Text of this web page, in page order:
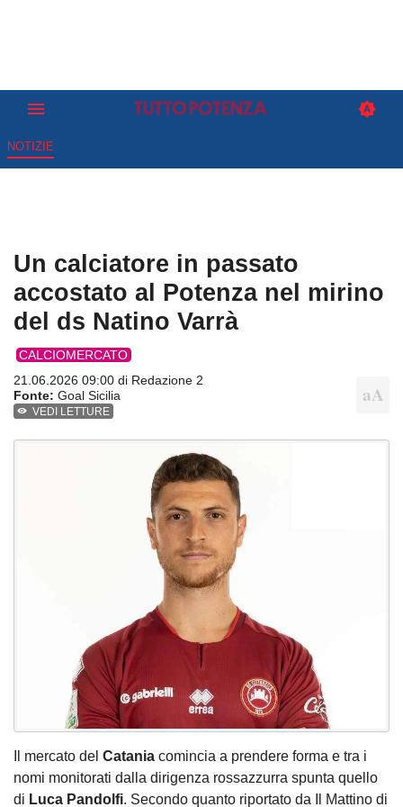
NOTIZIE
Un calciatore in passato
accostato al Potenza nel mirino
del ds Natino Varrà
CALCIOMERCATO
21.06.2026 09:00 di Redazione 2
Fonte: Goal Sicilia
VEDI LETTURE
Il mercato del Catania comincia a prendere forma e tra i
nomi monitorati dalla dirigenza rossazzurra spunta quello
di Luca Pandolfi. Secondo quanto riportato da Il Mattino di